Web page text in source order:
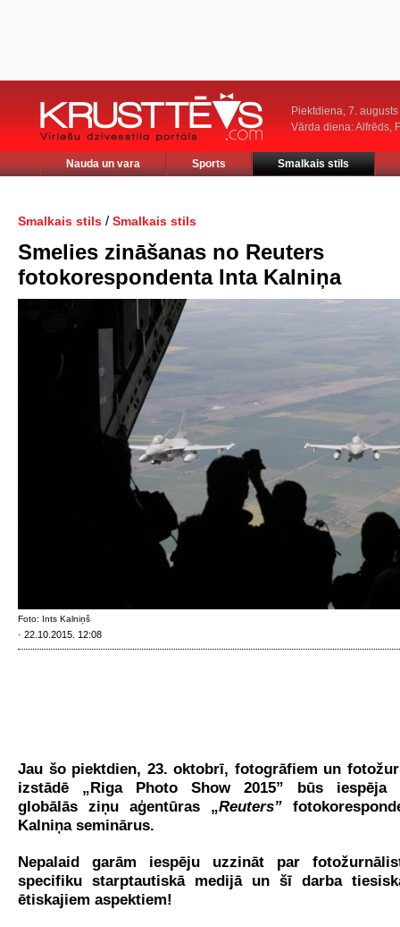
Piektdiena, 7. augusts
Vārda diena: Alfrēds,
Nauda un vara Sports Smalkais stils
Smalkais stils / Smalkais stils
Smelies zināšanas no Reuters
fotokorespondenta Inta Kalniņa
Foto: Ints Kalniņš
· 22.10.2015. 12:08
Jau šo piektdien, 23. oktobrī, fotogrāfiem un
izstādē „Riga Photo Show 2015” būs iespēja
globālās ziņu aģentūras „Reuters”
Kalniņa seminārus.
Nepalaid garām iespēju uzzināt par
specifiku starptautiskā medijā un šī darba
ētiskajiem aspektiem!